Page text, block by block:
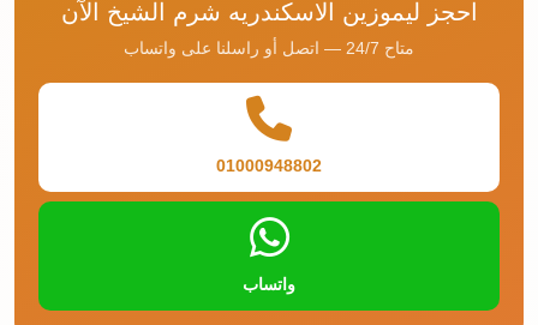
احجز ليموزين الاسكندريه شرم الشيخ الآن
متاح 24/7 — اتصل أو راسلنا على واتساب
01000948802
واتساب